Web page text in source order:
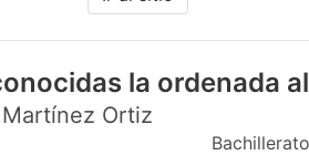
la ordenada
Ortiz
Bachillerato